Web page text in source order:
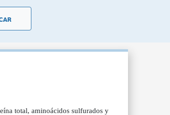
total, aminoácidos sulfurados y